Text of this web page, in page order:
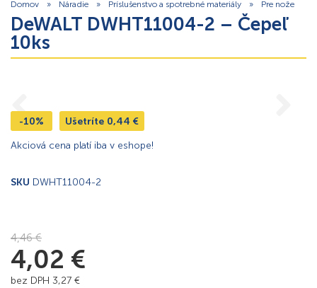
Domov » Náradie » Príslušenstvo a spotrebné materiály » Pre nože
DeWALT DWHT11004-2 – Čepeľ
10ks
-10% Ušetríte 0,44 €
Akciová cena platí iba v eshope!
SKU DWHT11004-2
4,46€
4,02 €
bez DPH 3,27 €